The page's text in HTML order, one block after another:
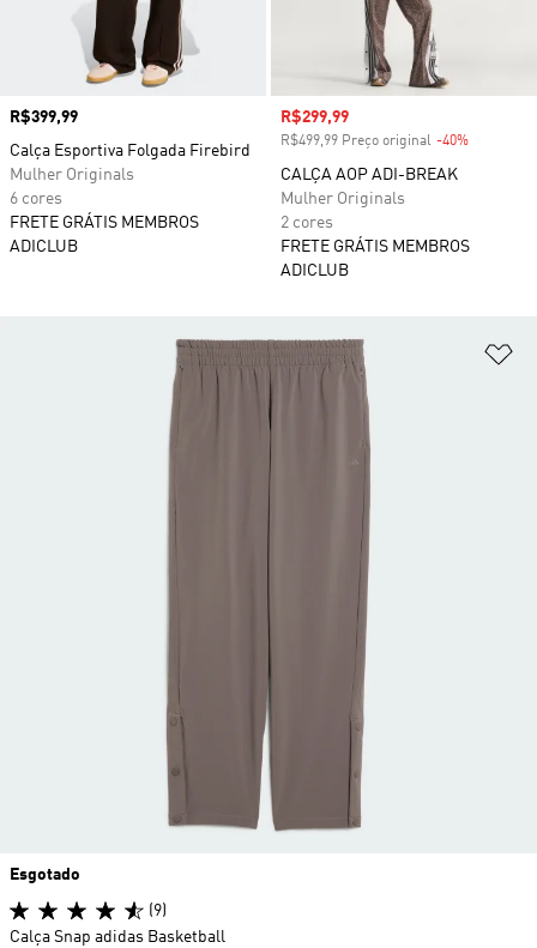
Preço
R$399,99
Calça Esportiva Folgada Firebird
Mulher Originals
6 cores
FRETE GRÁTIS MEMBROS
ADICLUB
Preço com desconto
R$299,99
R$499,99 Preço original -40%
CALÇA AOP ADI-BREAK
Mulher Originals
2 cores
FRETE GRÁTIS MEMBROS
ADICLUB
Esgotado
(9)
Calça Snap adidas Basketball